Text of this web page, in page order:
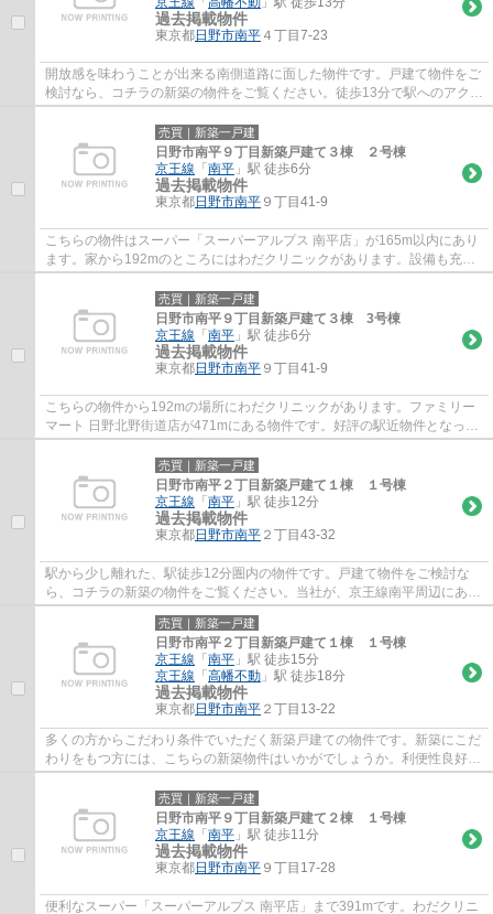
過去掲載物件
東京都日野市南平 ４丁目7-23
開放感を味わうことが出来る南側道路に面した物件です。戸建て物件をご
検討なら、コチラの新築の物件をご覧ください。徒歩13分で駅へのアクセ
スが可能な物件です。日野市よりご紹介し...
売買｜新築一戸建
日野市南平９丁目新築戸建て３棟 ２号棟
京王線 「 南平 」駅 徒歩6分
過去掲載物件
東京都日野市南平 ９丁目41-9
こちらの物件はスーパー「スーパーアルプス 南平店」が165m以内にあり
ます。家から192mのところにはわだクリニックがあります。設備も充実
している新築戸建ての物件はいかがでしょうか...
売買｜新築一戸建
日野市南平９丁目新築戸建て３棟 3号棟
京王線 「 南平 」駅 徒歩6分
過去掲載物件
東京都日野市南平 ９丁目41-9
こちらの物件から192mの場所にわだクリニックがあります。ファミリー
マート 日野北野街道店が471mにある物件です。好評の駅近物件となって
おり、駅より徒歩6分に立地しています。新築...
売買｜新築一戸建
日野市南平２丁目新築戸建て１棟 １号棟
京王線 「 南平 」駅 徒歩12分
過去掲載物件
東京都日野市南平 ２丁目43-32
駅から少し離れた、駅徒歩12分圏内の物件です。戸建て物件をご検討な
ら、コチラの新築の物件をご覧ください。当社が、京王線南平周辺にある
物件探しのコツをお教えします。042-506-684...
売買｜新築一戸建
日野市南平２丁目新築戸建て１棟 １号棟
京王線 「 南平 」駅 徒歩15分
京王線 「 高幡不動 」駅 徒歩18分
過去掲載物件
東京都日野市南平 ２丁目13-22
多くの方からこだわり条件でいただく新築戸建ての物件です。新築にこだ
わりをもつ方には、こちらの新築物件はいかがでしょうか。利便性良好な
前面道路6m以上の物件をご検討くださいま...
売買｜新築一戸建
日野市南平９丁目新築戸建て２棟 １号棟
京王線 「 南平 」駅 徒歩11分
過去掲載物件
東京都日野市南平 ９丁目17-28
便利なスーパー「スーパーアルプス 南平店」まで391mです。わだクリニ